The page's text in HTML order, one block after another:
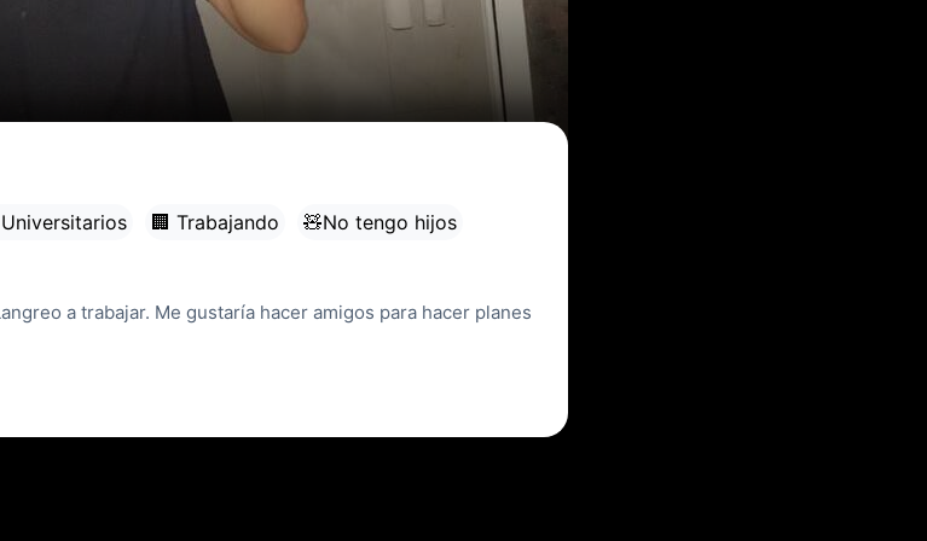
🏢 Trabajando
🧸No tengo hijos
a trabajar. Me gustaría hacer amigos para hacer planes